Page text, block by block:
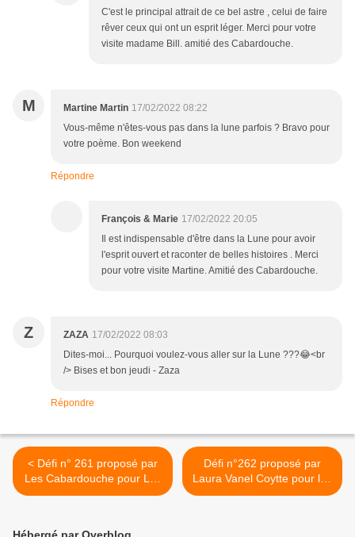
C'est le principal attrait de ce bel astre , celui de faire
rêver ceux qui ont un esprit léger. Merci pour votre
visite madame Bill. amitié des Cabardouche.
M Martine Martin 17/02/2022 08:22
Vous-même n'êtes-vous pas dans la lune parfois ? Bravo pour
votre poème. Bon weekend
Répondre
François & Marie 17/02/2022 20:05
Il est indispensable d'être dans la Lune pour avoir
l'esprit ouvert et raconter de belles histoires . Merci
pour votre visite Martine. Amitié des Cabardouche.
Z ZAZA 17/02/2022 08:03
Dites-moi... Pourquoi voulez-vous aller sur la Lune ???😂<br
/> Bises et bon jeudi - Zaza
Répondre
< Défi n° 261 proposé par
Les Cabardouche pour Les
Croqueurs de Mots
Défi n°262 proposé par
Laura Vanel Coytte pour les
Croqueurs de Mots >